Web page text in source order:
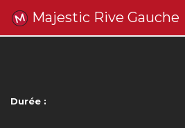
Majestic Rive Gauche
Durée :